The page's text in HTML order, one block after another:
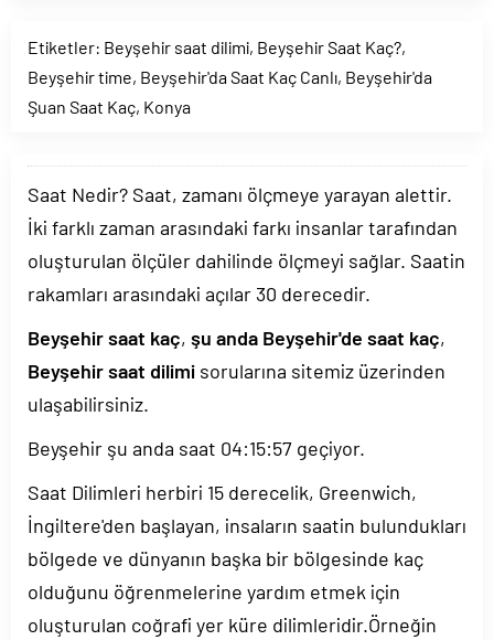
Etiketler: Beyşehir saat dilimi, Beyşehir Saat Kaç?,
Beyşehir time, Beyşehir'da Saat Kaç Canlı, Beyşehir'da
Şuan Saat Kaç, Konya
Saat Nedir? Saat, zamanı ölçmeye yarayan alettir.
İki farklı zaman arasındaki farkı insanlar tarafından
oluşturulan ölçüler dahilinde ölçmeyi sağlar. Saatin
rakamları arasındaki açılar 30 derecedir.
Beyşehir saat kaç, şu anda Beyşehir'de saat kaç,
Beyşehir saat dilimi sorularına sitemiz üzerinden
ulaşabilirsiniz.
Beyşehir şu anda saat 04:15:57 geçiyor.
Saat Dilimleri herbiri 15 derecelik, Greenwich,
İngiltere'den başlayan, insaların saatin bulundukları
bölgede ve dünyanın başka bir bölgesinde kaç
olduğunu öğrenmelerine yardım etmek için
oluşturulan coğrafi yer küre dilimleridir.Örneğin